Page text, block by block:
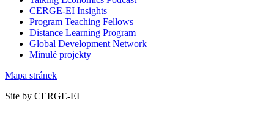
CERGE-EI Insights
Program Teaching Fellows
Distance Learning Program
Global Development Network
Minulé projekty
Mapa stránek
Site by CERGE-EI